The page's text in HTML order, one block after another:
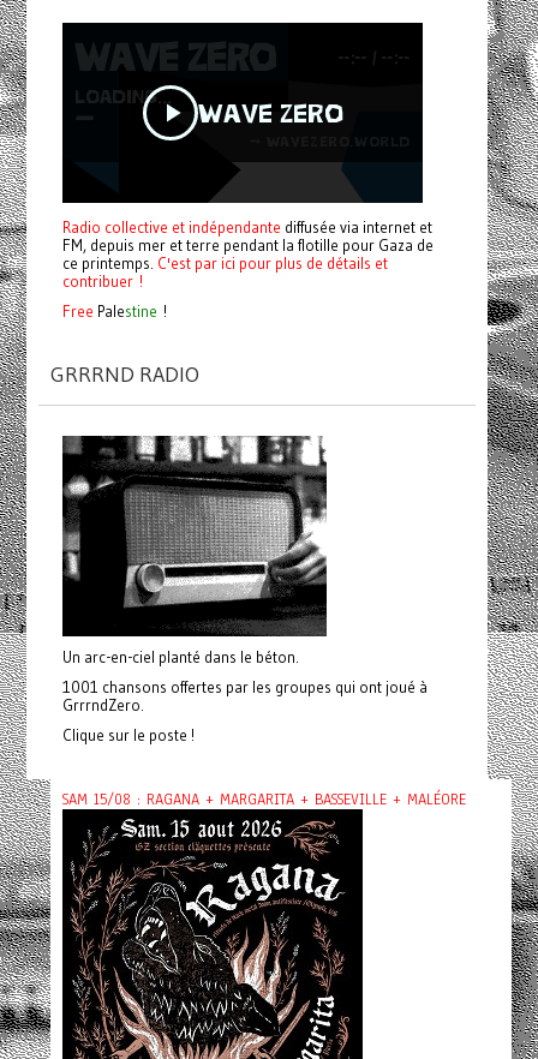
Radio collective et indépendante diffusée via internet et
FM, depuis mer et terre pendant la flotille pour Gaza de
ce printemps. C'est par ici pour plus de détails et
contribuer !
Free Palestine !
GRRRND RADIO
Un arc-en-ciel planté dans le béton.
1001 chansons offertes par les groupes qui ont joué à
GrrrndZero.
Clique sur le poste !
SAM 15/08 : RAGANA + MARGARITA + BASSEVILLE + MALÉORE